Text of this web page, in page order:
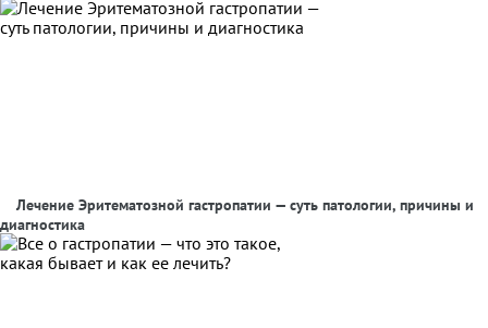
Лечение Эритематозной гастропатии — суть патологии, причины и
диагностика